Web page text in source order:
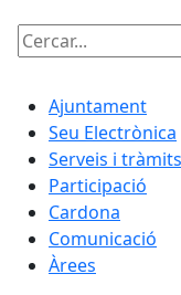
Cercar:
Ajuntament
Seu Electrònica
Serveis i tràmits
Participació
Cardona
Comunicació
Àrees